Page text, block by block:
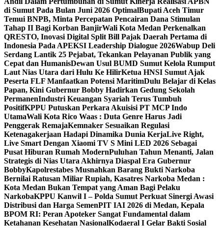
di Sumut Pada Bulan Juni 2026 Optimal‎‎Bupati Aceh Timur
Temui BNPB, Minta Percepatan Pencairan Dana Stimulan
Tahap II Bagi Korban BanjirWali Kota Medan Perkenalkan
QRESTO, Inovasi Digital Split Bill Pajak Daerah Pertama di
Indonesia Pada APEKSI Leadership Dialogue 2026Wabup Deli
Serdang Lantik 25 Pejabat, Tekankan Pelayanan Publik yang
Cepat dan HumanisDewan Usul BUMD Sumut Kelola Rumput
Laut Nias Utara dari Hulu Ke HilirKetua HNSI Sumut Ajak
Peserta FLF Manfaatkan Potensi MaritimDulu Belajar di Kelas
Papan, Kini Gubernur Bobby Hadirkan Gedung Sekolah
PermanenIndustri Keuangan Syariah Terus Tumbuh
PositifKPPU Putuskan Perkara Akuisisi PT MCP Indo
UtamaWali Kota Rico Waas : Duta Genre Harus Jadi
Penggerak RemajaKemnaker Sesuaikan Regulasi
Ketenagakerjaan Hadapi Dinamika Dunia KerjaLive Right,
Live Smart Dengan Xiaomi TV S Mini LED 2026 Sebagai
Pusat Hiburan Rumah ModernPuluhan Tahun Menanti, Jalan
Strategis di Nias Utara Akhirnya Diaspal Era Gubernur
BobbyKapolrestabes Musnahkan Barang Bukti Narkoba
Bernilai Ratusan Miliar Rupiah, Kasatres Narkoba Medan :
Kota Medan Bukan Tempat yang Aman Bagi Pelaku
NarkobaKPPU Kanwil I – Polda Sumut Perkuat Sinergi Awasi
Distribusi dan Harga SemenPIT IAI 2026 di Medan, Kepala
BPOM RI: Peran Apoteker Sangat Fundamental dalam
Ketahanan Kesehatan NasionalKodaeral I Gelar Bakti Sosial